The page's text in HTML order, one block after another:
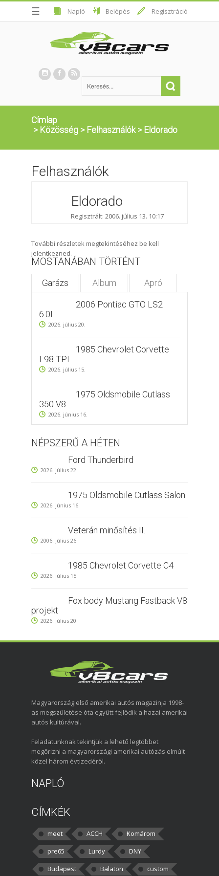
☰ Napló Belépés Regisztráció
Címlap
> Közösség > Felhasználók> Eldorado
Felhasználók
Eldorado
Regisztrált: 2006. július 13. 10:17
További részletek megtekintéséhez be kell
jelentkezned.
MOSTANÁBAN TÖRTÉNT
Garázs Album Apró
2006 Pontiac GTO LS2
6.0L
2026. július 20.
1985 Chevrolet Corvette
L98 TPI
2026. július 15.
1975 Oldsmobile Cutlass
350 V8
2026. június 16.
NÉPSZERŰ A HÉTEN
Ford Thunderbird
2026. július 22.
1975 Oldsmobile Cutlass Salon
2026. június 16.
Veterán minősítés II.
2006. július 26.
1985 Chevrolet Corvette C4
2026. július 15.
Fox body Mustang Fastback V8
projekt
2026. július 20.
Magyarország első amerikai autós magazinja 1998-
as megszületése óta együtt fejlődik a hazai amerikai
autós kultúrával.
Feladatunknak tekintjük a lehető legtöbbet
megőrizni a magyarországi amerikai autózás elmúlt
közel három évtizedéről.
NAPLÓ
CÍMKÉK
meet ACCH
Komárom
pre65
Lurdy
DNY
Budapest
Balaton custom